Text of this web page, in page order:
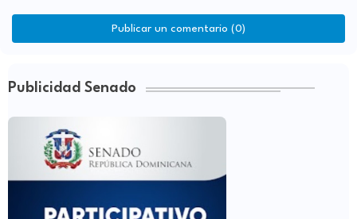
Publicar un comentario (0)
Publicidad Senado